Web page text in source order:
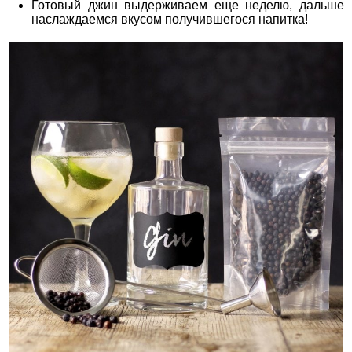
Готовый джин выдерживаем еще неделю, дальше
наслаждаемся вкусом получившегося напитка!